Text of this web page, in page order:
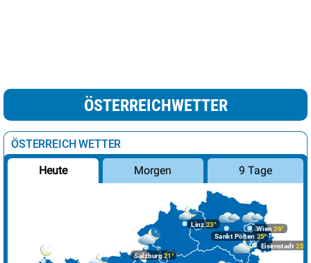
ÖSTERREICHWETTER
ÖSTERREICH WETTER
Heute Morgen 9 Tage
Linz23°
Salzburg21°
Wien 26°
Eisenstadt 25°
Sankt Pölten 25°